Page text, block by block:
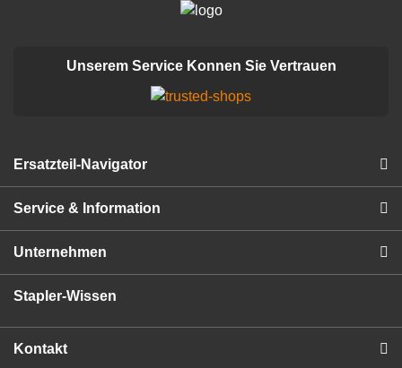
Unserem Service Konnen Sie Vertrauen
Ersatzteil-Navigator
Service & Information
Unternehmen
Stapler-Wissen
Kontakt